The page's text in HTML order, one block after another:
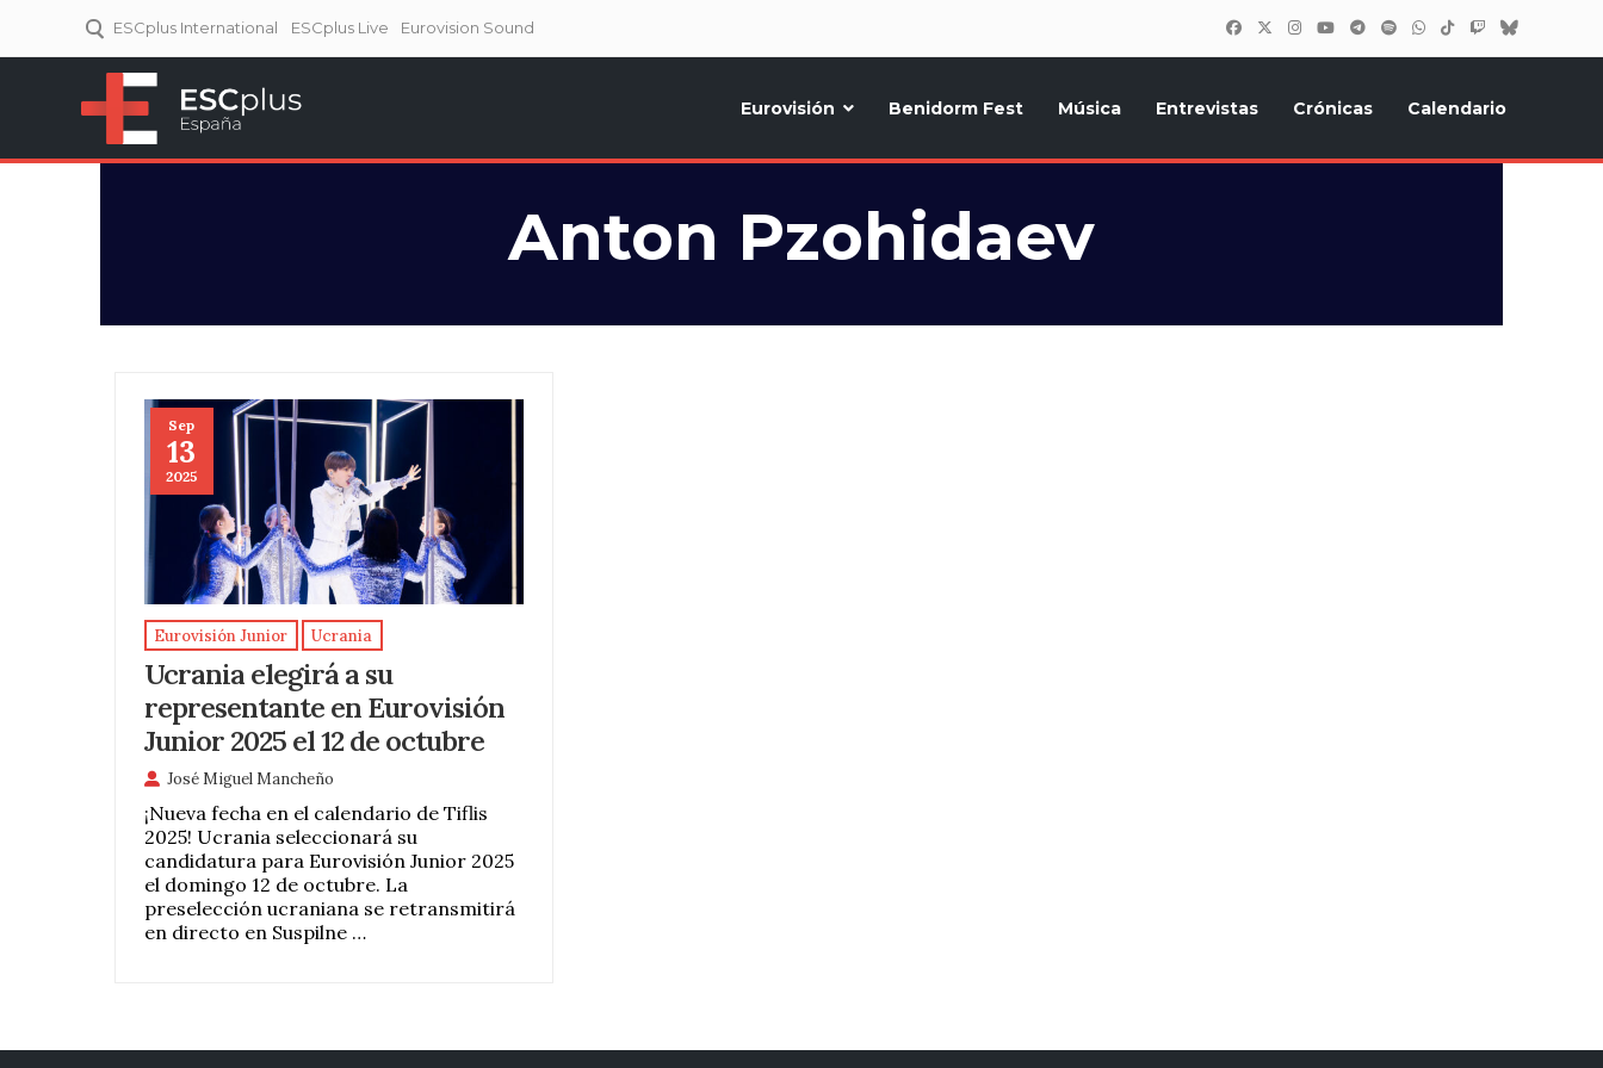
ESCplus International ESCplus Live Eurovision Sound
Eurovisión Benidorm Fest Música Entrevistas Crónicas Calendario
Anton Pzohidaev
Sep
13
2025
Eurovisión Junior Ucrania
Ucrania elegirá a su
representante en Eurovisión
Junior 2025 el 12 de octubre
José Miguel Mancheño
¡Nueva fecha en el calendario de Tiflis
2025! Ucrania seleccionará su
candidatura para Eurovisión Junior 2025
el domingo 12 de octubre. La
preselección ucraniana se retransmitirá
en directo en Suspilne …